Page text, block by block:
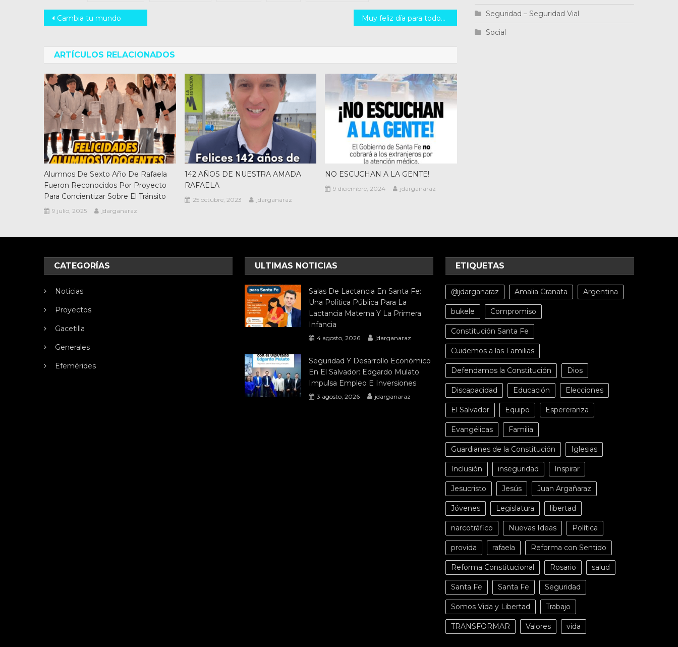
Navegación
entradas
Cambia tu mundo Muy feliz día para todos aquellos hermanos del alma!
ARTÍCULOS RELACIONADOS
Alumnos De Sexto Año De Rafaela
Fueron Reconocidos Por Proyecto
Para Concientizar Sobre El Tránsito
9 julio, 2025 jdarganaraz
142 AÑOS DE NUESTRA AMADA
RAFAELA
25 octubre, 2023 jdarganaraz
NO ESCUCHAN A LA GENTE!
9 diciembre, 2024 jdarganaraz
Seguridad – Seguridad Vial
Social
CATEGORÍAS
Noticias
Proyectos
Gacetilla
Generales
Efemérides
ULTIMAS NOTICIAS
Salas De Lactancia En Santa Fe:
Una Política Pública Para La
Lactancia Materna Y La Primera
Infancia
4 agosto, 2026 jdarganaraz
Seguridad Y Desarrollo Económico
En El Salvador: Edgardo Mulato
Impulsa Empleo E Inversiones
3 agosto, 2026 jdarganaraz
ETIQUETAS
@jdarganaraz Amalia Granata Argentina
bukele Compromiso
Constitución Santa Fe
Cuidemos a las Familias
Defendamos la Constitución Dios
Discapacidad Educación Elecciones
El Salvador Equipo Espereranza
Evangélicas Familia
Guardianes de la Constitución Iglesias
Inclusión inseguridad Inspirar
Jesucristo Jesús Juan Argañaraz
Jóvenes Legislatura libertad
narcotráfico Nuevas Ideas Política
provida rafaela Reforma con Sentido
Reforma Constitucional Rosario salud
Santa Fe Santa Fe Seguridad
Somos Vida y Libertad Trabajo
TRANSFORMAR Valores vida